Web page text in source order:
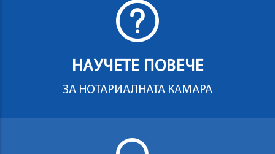
НАУЧЕТЕ ПОВЕЧЕ
ЗА НОТАРИАЛНАТА КАМАРА